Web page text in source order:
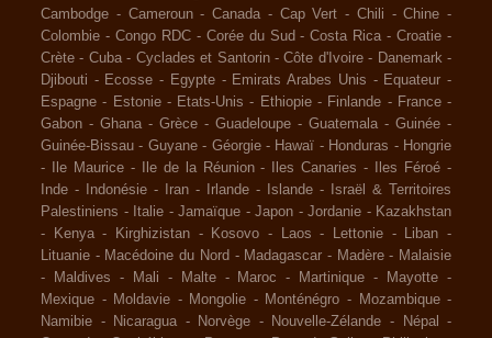
Cambodge - Cameroun - Canada - Cap Vert - Chili -Chine -
Colombie - Congo RDC - Corée du Sud -Costa Rica -Croatie -
Crète - Cuba - Cyclades et Santorin -Côte d'Ivoire - Danemark -
Djibouti - Ecosse - Egypte - Emirats Arabes Unis - Equateur -
Espagne - Estonie - Etats-Unis - Ethiopie - Finlande - France -
Gabon - Ghana - Grèce - Guadeloupe - Guatemala - Guinée -
Guinée-Bissau - Guyane - Géorgie - Hawaï - Honduras - Hongrie
-
Ile Maurice - Ile de la Réunion - Iles Canaries - Iles Féroé -
Inde - Indonésie - Iran - Irlande - Islande -
Israël & Territoires
Palestiniens - Italie - Jamaïque - Japon - Jordanie - Kazakhstan
-
Kenya - Kirghizistan - Kosovo - Laos - Lettonie - Liban -
Lituanie - Macédoine du Nord - Madagascar - Madère - Malaisie
-
Maldives - Mali - Malte - Maroc - Martinique - Mayotte -
Mexique - Moldavie - Mongolie - Monténégro - Mozambique -
Namibie - Nicaragua - Norvège - Nouvelle-Zélande - Népal
-